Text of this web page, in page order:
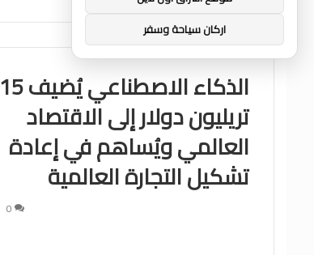
الذكاء الاصطناعي يُضيف 15
تريليون دولار إلى الاقتصاد
العالمي ويُساهم في إعادة
تشكيل التجارة العالمية
0
اركان سياحة وسفر